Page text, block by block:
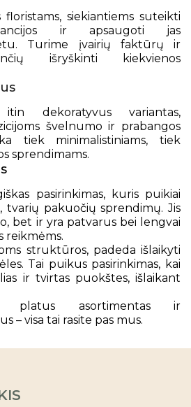
floristams, siekiantiems suteikti
ir apsaugoti jas
Turime įvairių faktūrų ir
išryškinti kiekvienos
dekoratyvus variantas,
švelnumo ir prabangos
tiek minimalistiniams, tiek
sprendimams.
pasirinkimas, kuris puikiai
tvarių pakuočių sprendimų. Jis
bet ir yra patvarus bei lengvai
reikmėms.
struktūros, padeda išlaikyti
Tai puikus pasirinkimas, kai
ir tvirtas puokštes, išlaikant
platus asortimentas ir
– visa tai rasite pas mus.